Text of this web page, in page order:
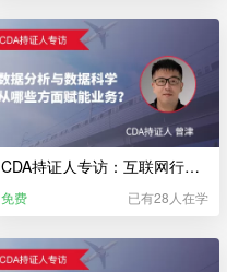
CDA持证人专访：互联网行业—数据分析与数据科学从哪些方面赋能业务？
免费 已有28人在学